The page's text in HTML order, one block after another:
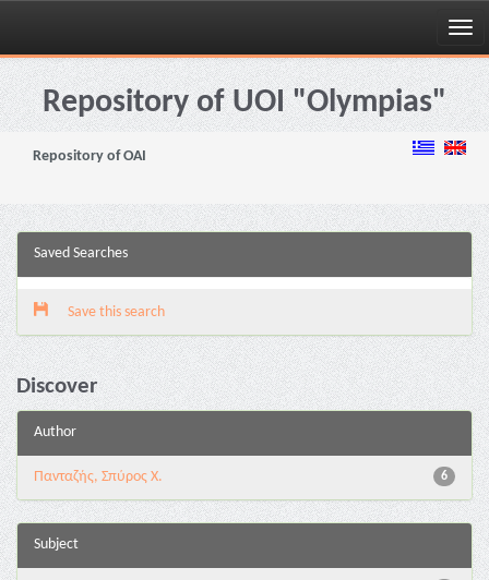
Skip
navigationRepository of UOI "Olympias"
Repository of OAI
Saved Searches
Save this search
Discover
Author
6
Πανταζής, Σπύρος Χ.
Subject